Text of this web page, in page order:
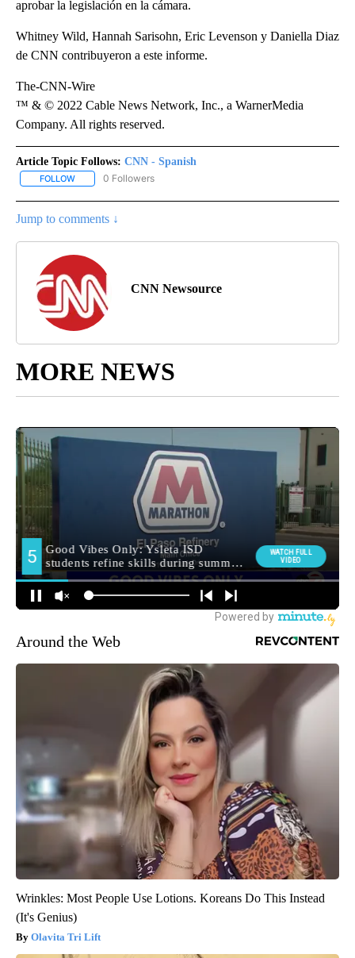
aprobar la legislación en la cámara.
Whitney Wild, Hannah Sarisohn, Eric Levenson y Daniella Diaz
de CNN contribuyeron a este informe.
The-CNN-Wire
™ & © 2022 Cable News Network, Inc., a WarnerMedia
Company. All rights reserved.
Article Topic Follows: CNN - Spanish
FOLLOW FOLLOW "CNN - SPANISH" TO RECEIVE NOTIFICATIONS ABOUT
0 Followers
Jump to comments ↓
CNN Newsource
MORE NEWS
Around the Web
Wrinkles: Most People Use Lotions. Koreans Do This Instead
(It's Genius)
Olavita Tri Lift